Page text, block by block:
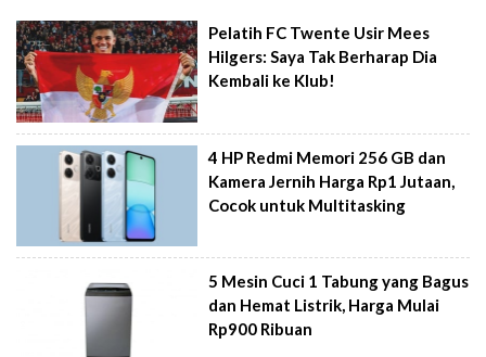
Pelatih FC Twente Usir Mees
Hilgers: Saya Tak Berharap Dia
Kembali ke Klub!
4 HP Redmi Memori 256 GB dan
Kamera Jernih Harga Rp1 Jutaan,
Cocok untuk Multitasking
5 Mesin Cuci 1 Tabung yang Bagus
dan Hemat Listrik, Harga Mulai
Rp900 Ribuan